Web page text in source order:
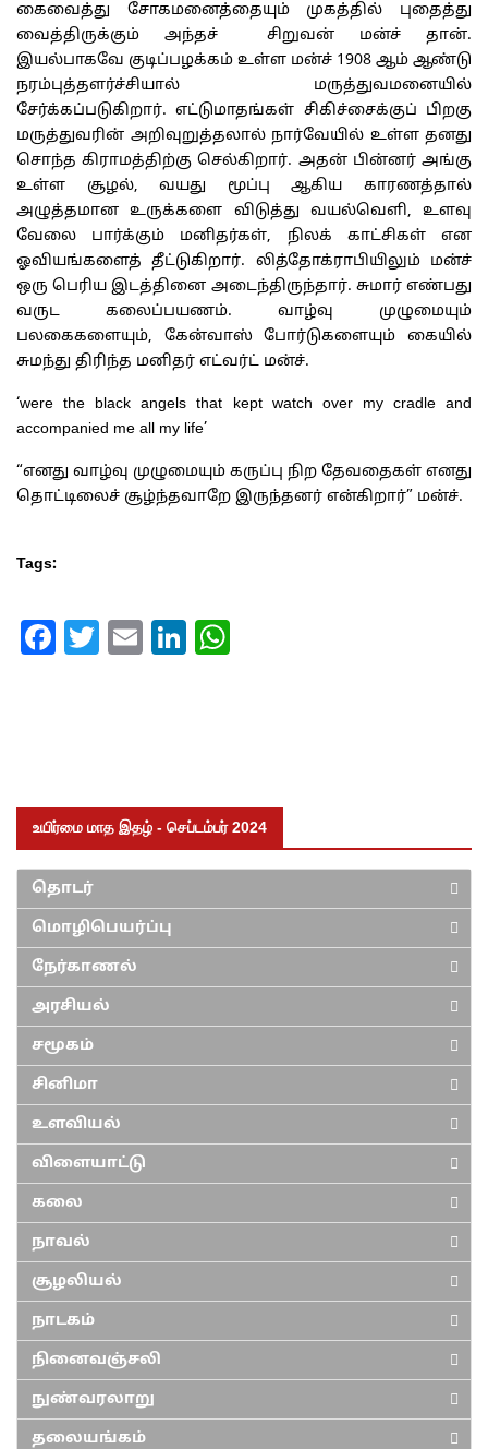
கைவைத்து சோகமனைத்தையும் முகத்தில் புதைத்து
வைத்திருக்கும் அந்தச் சிறுவன் மன்ச் தான்.
இயல்பாகவே குடிப்பழக்கம் உள்ள மன்ச் 1908 ஆம் ஆண்டு
நரம்புத்தளர்ச்சியால் மருத்துவமனையில்
சேர்க்கப்படுகிறார். எட்டுமாதங்கள் சிகிச்சைக்குப் பிறகு
மருத்துவரின் அறிவுறுத்தலால் நார்வேயில் உள்ள தனது
சொந்த கிராமத்திற்கு செல்கிறார். அதன் பின்னர் அங்கு
உள்ள சூழல், வயது மூப்பு ஆகிய காரணத்தால்
அழுத்தமான உருக்களை விடுத்து வயல்வெளி, உளவு
வேலை பார்க்கும் மனிதர்கள், நிலக் காட்சிகள் என
ஓவியங்களைத் தீட்டுகிறார். லித்தோக்ராபியிலும் மன்ச்
ஒரு பெரிய இடத்தினை அடைந்திருந்தார். சுமார் எண்பது
வருட கலைப்பயணம். வாழ்வு முழுமையும்
பலகைகளையும், கேன்வாஸ் போர்டுகளையும் கையில்
சுமந்து திரிந்த மனிதர் எட்வர்ட் மன்ச்.
‘were the black angels that kept watch over my cradle and
accompanied me all my life’
“எனது வாழ்வு முழுமையும் கருப்பு நிற தேவதைகள் எனது
தொட்டிலைச் சூழ்ந்தவாறே இருந்தனர் என்கிறார்” மன்ச்.
Tags:
Facebook
Twitter
EmailLinkedIn
உயிர்மை மாத இதழ் - செப்டம்பர் 2024
தொடர்
மொழிபெயர்ப்பு
நேர்காணல்
அரசியல்
சமூகம்
சினிமா
உளவியல்
விளையாட்டு
கலை
நாவல்
சூழலியல்
நாடகம்
நினைவஞ்சலி
நுண்வரலாறு
தலையங்கம்